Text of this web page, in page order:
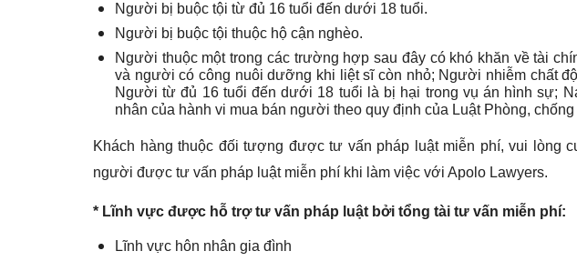
Người bị buộc tội từ đủ 16 tuổi đến dưới 18 tuổi.
Người bị buộc tội thuộc hộ cận nghèo.
Người thuộc một trong các trường hợp sau đây có khó khăn về tài
và người có công nuôi dưỡng khi liệt sĩ còn nhỏ; Người nhiễm chất
Người từ đủ 16 tuổi đến dưới 18 tuổi là bị hại trong vụ án hình sự;
nhân của hành vi mua bán người theo quy định của Luật Phòng,
Khách hàng thuộc đối tượng được tư vấn pháp luật miễn phí, vui lòng
người được tư vấn pháp luật miễn phí khi làm việc với Apolo Lawyers.
* Lĩnh vực được hỗ trợ tư vấn pháp luật bởi tổng tài tư vấn miễn phí:
Lĩnh vực hôn nhân gia đình